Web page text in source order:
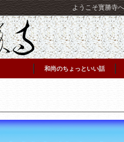
ようこそ寳勝寺
和尚のちょっといい話